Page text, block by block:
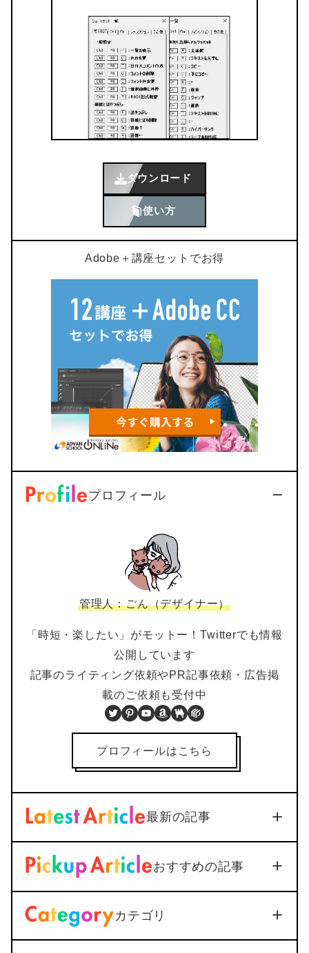
ダウンロード
使い方
Adobe＋講座セットでお得
プロフィール
管理人：ごん（デザイナー）
「時短・楽したい」がモットー！Twitterでも情報
公開しています
記事のライティング依頼やPR記事依頼・広告掲
載のご依頼も受付中
Twitter
Pinterest
YouTube
Amazon
BOOTH
PIXTA
プロフィールはこちら
最新の記事
録音を標準機能で活用｜設定
おすすめの記事
PC/Gadget
カテゴリ